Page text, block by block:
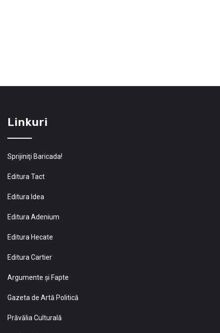
Linkuri
Sprijiniţi Baricada!
Editura Tact
Editura Idea
Editura Adenium
Editura Hecate
Editura Cartier
Argumente și Fapte
Gazeta de Artă Politică
Prăvălia Culturală